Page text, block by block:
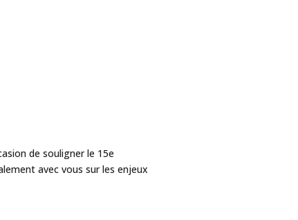
de souligner le 15e
avec vous sur les enjeux